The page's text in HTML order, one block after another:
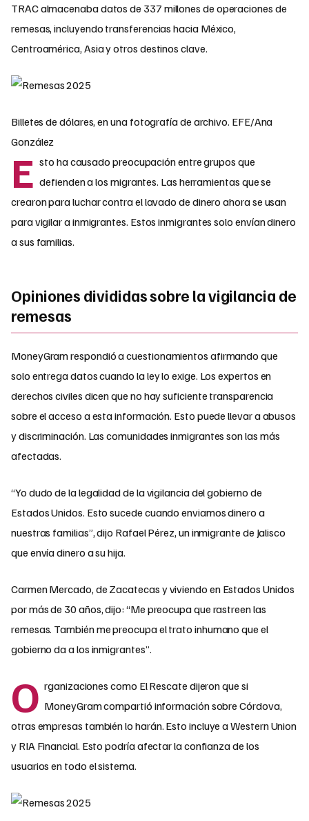
TRAC almacenaba datos de 337 millones de operaciones de
remesas, incluyendo transferencias hacia México,
Centroamérica, Asia y otros destinos clave.
Billetes de dólares, en una fotografía de archivo. EFE/Ana
González
E sto ha causado preocupación entre grupos que
defienden a los migrantes. Las herramientas que se
crearon para luchar contra el lavado de dinero ahora se usan
para vigilar a inmigrantes. Estos inmigrantes solo envían dinero
a sus familias.
Opiniones divididas sobre la vigilancia de
remesas
MoneyGram respondió a cuestionamientos afirmando que
solo entrega datos cuando la ley lo exige. Los expertos en
derechos civiles dicen que no hay suficiente transparencia
sobre el acceso a esta información. Esto puede llevar a abusos
y discriminación. Las comunidades inmigrantes son las más
afectadas.
“Yo dudo de la legalidad de la vigilancia del gobierno de
Estados Unidos. Esto sucede cuando enviamos dinero a
nuestras familias”, dijo Rafael Pérez, un inmigrante de Jalisco
que envía dinero a su hija.
Carmen Mercado, de Zacatecas y viviendo en Estados Unidos
por más de 30 años, dijo: “Me preocupa que rastreen las
remesas. También me preocupa el trato inhumano que el
gobierno da a los inmigrantes”.
O rganizaciones como El Rescate dijeron que si
MoneyGram compartió información sobre Córdova,
otras empresas también lo harán. Esto incluye a Western Union
y RIA Financial. Esto podría afectar la confianza de los
usuarios en todo el sistema.